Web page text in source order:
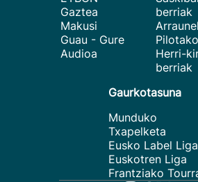
Gaztea
Makusi
Guau - Gure
Audioa
berriak
Herri-
berriak
Gaurkotasuna
Munduko
Txapelketa
Eusko Label Liga
Euskotren Liga
Frantziako